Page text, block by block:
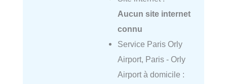
Aucun site internet
connu
Service Paris Orly
Airport, Paris - Orly
Airport à domicile :